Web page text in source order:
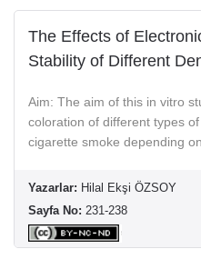
The Effects of
Stability of Different
Aim: The aim of this in vitro
coloration of different types
cigarette smoke depending
Yazarlar: Hilal Ekşi ÖZSOY
Sayfa No: 231-238